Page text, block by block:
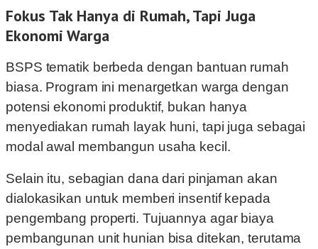
Fokus Tak Hanya di Rumah, Tapi Juga
Ekonomi Warga
BSPS tematik berbeda dengan bantuan rumah
biasa. Program ini menargetkan warga dengan
potensi ekonomi produktif, bukan hanya
menyediakan rumah layak huni, tapi juga sebagai
modal awal membangun usaha kecil.
Selain itu, sebagian dana dari pinjaman akan
dialokasikan untuk memberi insentif kepada
pengembang properti. Tujuannya agar biaya
pembangunan unit hunian bisa ditekan, terutama